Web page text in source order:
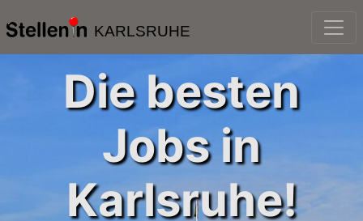
KARLSRUHE
Die besten
Jobs in
Karlsruhe!